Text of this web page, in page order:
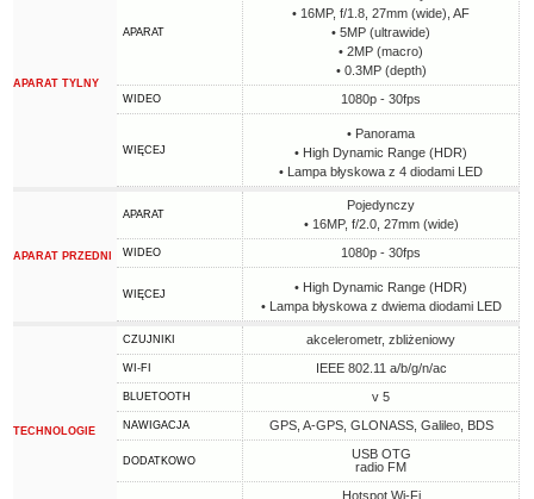
APARAT TYLNY
APARAT
• 16MP, f/1.8, 27mm (wide), AF
• 5MP (ultrawide)
• 2MP (macro)
• 0.3MP (depth)
WIDEO 1080p - 30fps
WIĘCEJ
• Panorama
• High Dynamic Range (HDR)
• Lampa błyskowa z 4 diodami LED
APARAT PRZEDNI
APARAT
Pojedynczy
• 16MP, f/2.0, 27mm (wide)
WIDEO 1080p - 30fps
WIĘCEJ
• High Dynamic Range (HDR)
• Lampa błyskowa z dwiema diodami LED
TECHNOLOGIE
CZUJNIKI akcelerometr, zbliżeniowy
WI-FI IEEE 802.11 a/b/g/n/ac
BLUETOOTH v 5
NAWIGACJA GPS, A-GPS, GLONASS, Galileo, BDS
DODATKOWO
USB OTG
radio FM
Hotspot Wi-Fi